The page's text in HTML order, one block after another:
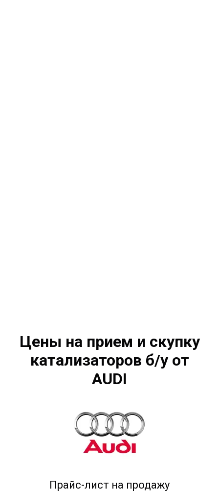
Цены на прием и скупку
катализаторов б/у от
AUDI
Прайс-лист на продажу